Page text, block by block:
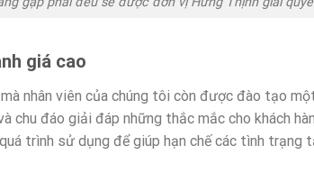
giá cao
nhân viên của chúng tôi còn được đào tạo
chu đáo giải đáp những thắc mắc cho khách
trình sử dụng để giúp hạn chế các tình trạng